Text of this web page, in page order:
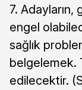
7. Adayların,
engel
sağlık
belgelemek.
edilecektir.